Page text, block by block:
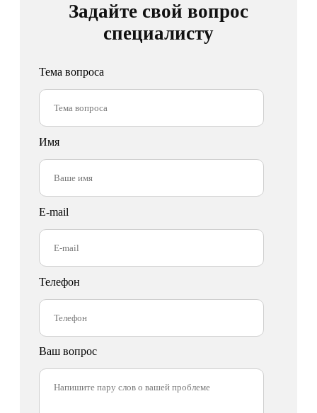
Задайте свой вопрос
специалисту
Тема вопроса
Имя
E-mail
Телефон
Ваш вопрос